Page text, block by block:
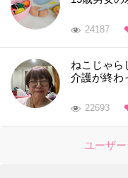
24187
ねこじゃら
介護が終わ
22693
ユーザ